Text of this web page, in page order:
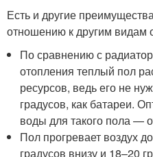
Есть и другие
отношению к другим видам
По сравнению с
отопления теплый пол
ресурсов, ведь его не
градусов, как батареи.
воды для такого пола —
Пол прогревает воздух
градусов внизу и 18–20